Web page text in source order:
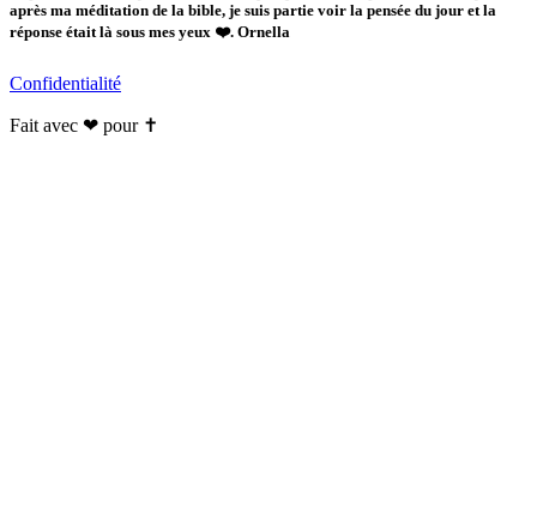
après ma méditation de la bible, je suis partie voir la pensée du jour et la
réponse était là sous mes yeux ❤️. Ornella
Confidentialité
Fait avec ❤ pour ✝️️